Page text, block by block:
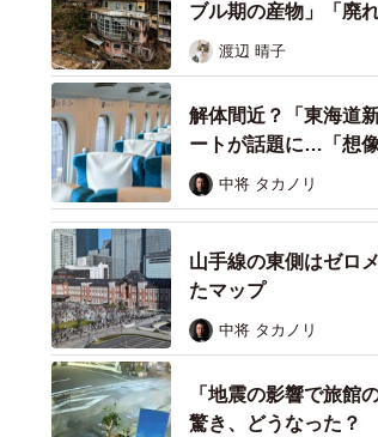
ブル期の産物」「廃
渡辺 晴子
解体間近？「東海道
ートが話題に…「想
中将 タカノリ
山手線の東側はゼロ
たマップ
中将 タカノリ
「地震の影響で旅館
驚き、どうなった？